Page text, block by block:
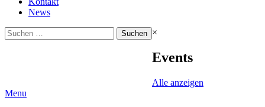
News
Suchen
nach:
×
Events
Alle anzeigen
Menu